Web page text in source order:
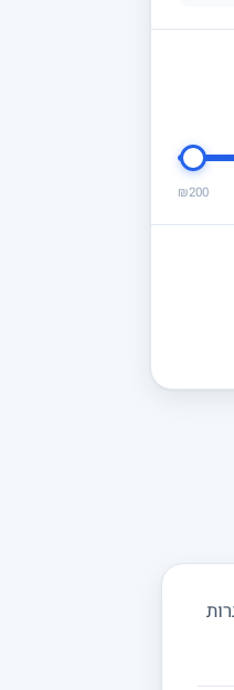
₪200